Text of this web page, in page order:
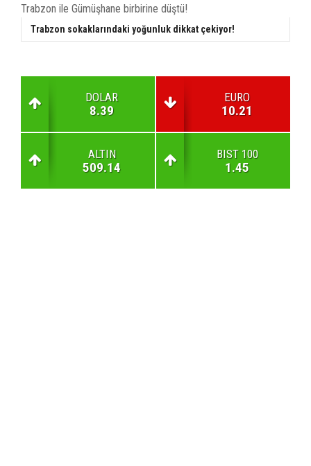
Trabzon ile Gümüşhane birbirine düştü!
Trabzon sokaklarındaki yoğunluk dikkat çekiyor!
DOLAR
8.39
EURO
10.21
ALTIN
509.14
BIST 100
1.45